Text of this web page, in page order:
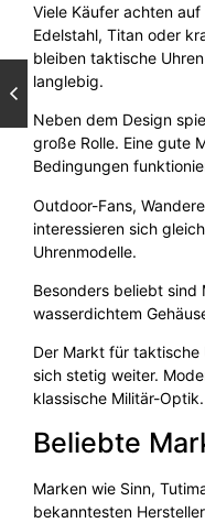
Viele Käufer achten
Edelstahl, Titan oder
bleiben taktische
langlebig.
Neben dem Design
große Rolle. Eine gute
Bedingungen
Outdoor-Fans,
interessieren sich
Uhrenmodelle.
Besonders beliebt sind
wasserdichtem
Der Markt für
sich stetig weiter.
klassische Militär-Optik.
Beliebte
Marken wie Sinn,
bekanntesten